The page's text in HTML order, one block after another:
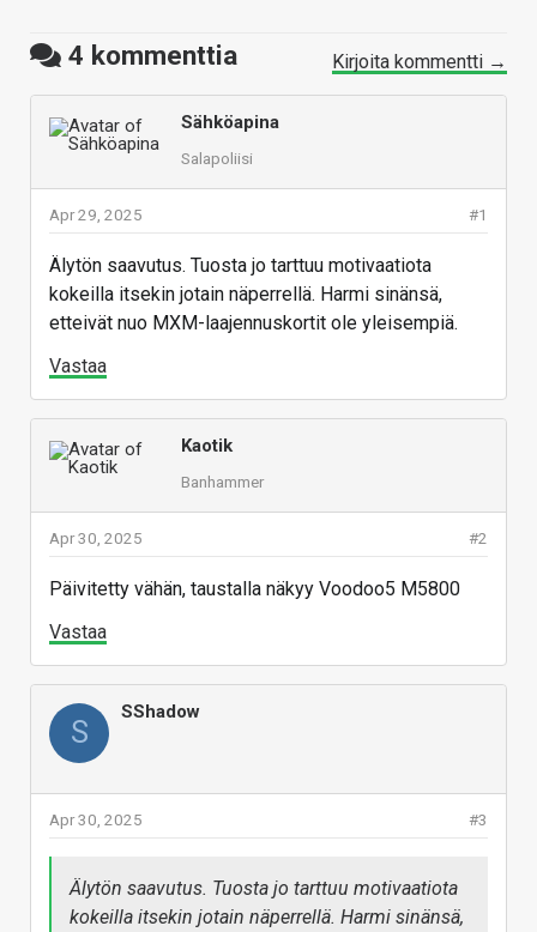
4 kommenttia Kirjoita kommentti →
Sähköapina
Salapoliisi
#1
Apr 29, 2025
Älytön saavutus. Tuosta jo tarttuu motivaatiota
kokeilla itsekin jotain näperrellä. Harmi sinänsä,
etteivät nuo MXM-laajennuskortit ole yleisempiä.
Vastaa
Kaotik
Banhammer
#2
Apr 30, 2025
Päivitetty vähän, taustalla näkyy Voodoo5 M5800
Vastaa
S
SShadow
#3
Apr 30, 2025
Älytön saavutus. Tuosta jo tarttuu motivaatiota
kokeilla itsekin jotain näperrellä. Harmi sinänsä,